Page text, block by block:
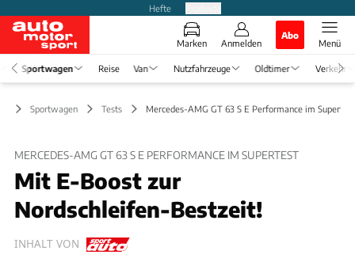
Hefte
Marken Anmelden
Abo
Menü
Sportwagen Reise Van Nutzfahrzeuge Oldtimer Verkehr
Sportwagen Tests Mercedes-AMG GT 63 S E Performance im Supertest
MERCEDES-AMG GT 63 S E PERFORMANCE IM SUPERTEST
Mit E-Boost zur
Nordschleifen-Bestzeit!
INHALT VON